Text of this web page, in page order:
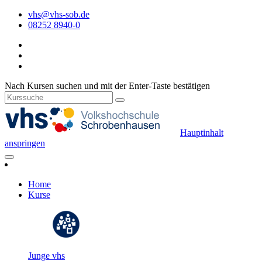
vhs@vhs-sob.de
08252 8940-0
Nach Kursen suchen und mit der Enter-Taste bestätigen
Hauptinhalt
anspringen
Home
Kurse
Junge vhs